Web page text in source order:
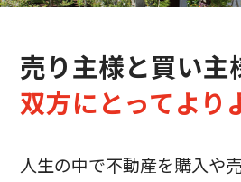
売り主様と買い主
双方にとってより
人生の中で不動産を購入や